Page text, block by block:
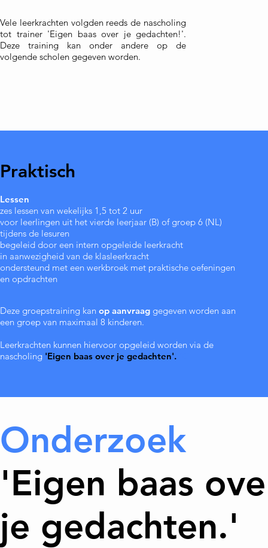
Vele leerkrachten volgden reeds de nascholing
tot trainer 'Eigen baas over je gedachten!'.
Deze training kan onder andere op de
volgende scholen gegeven worden.
Praktisch
Lessen
zes lessen van wekelijks 1,5 tot 2 uur
voor leerlingen uit het vierde leerjaar (B) of groep 6 (NL)
tijdens de lesuren
begeleid door een intern opgeleide leerkracht
in aanwezigheid van de klasleerkracht
ondersteund met een werkbroek met praktische oefeningen
en opdrachten
Deze groepstraining kan op aanvraag gegeven worden aan
een groep van maximaal 8 kinderen.
Leerkrachten kunnen hiervoor opgeleid worden via de
nascholing 'Eigen baas over je gedachten'.
Onderzoek
'Eigen baas
je gedachten.'